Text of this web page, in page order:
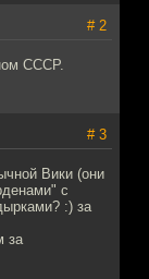
# 2
СССР.
# 3
Вики (они
с
:) за
за